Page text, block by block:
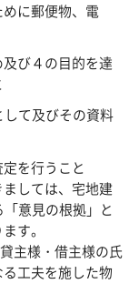
に郵便物、電
び４の目的を達
て及びその資料
を行うこと
しては、宅地建
意見の根拠」と
す。
主様・借主様の氏
工夫を施した物